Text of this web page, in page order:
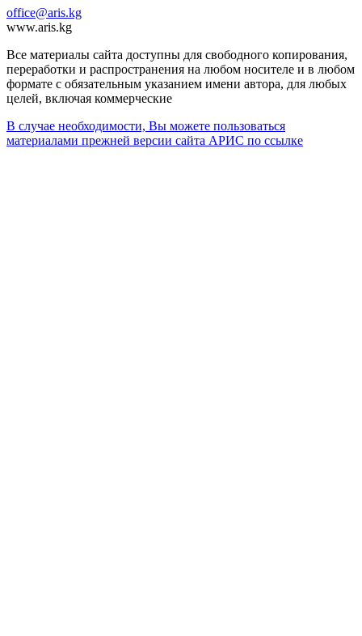
office@aris.kg
www.aris.kg
Все материалы сайта доступны для свободного копирования,
переработки и распространения на любом носителе и в любом
формате с обязательным указанием имени автора, для любых
целей, включая коммерческие
В случае необходимости, Вы можете пользоваться
материалами прежней версии сайта АРИС по ссылке